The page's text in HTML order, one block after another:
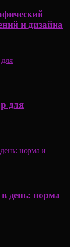
и дизайна
для
день: норма